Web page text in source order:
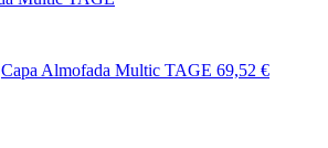
Capa Almofada Multic TAGE 69,52 €